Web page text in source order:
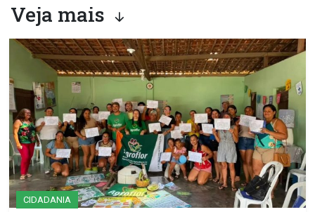
Veja mais
CIDADANIA